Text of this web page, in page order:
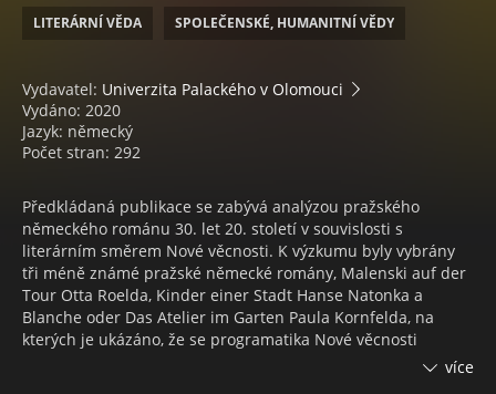
LITERÁRNÍ VĚDA SPOLEČENSKÉ, HUMANITNÍ VĚDY
Vydavatel: Univerzita Palackého v Olomouci
Vydáno: 2020
Jazyk: německý
Počet stran: 292
Předkládaná publikace se zabývá analýzou pražského
německého románu 30. let 20. století v souvislosti s
literárním směrem Nové věcnosti. K výzkumu byly vybrány
tři méně známé pražské německé romány, Malenski auf der
Tour Otta Roelda, Kinder einer Stadt Hanse Natonka a
Blanche oder Das Atelier im Garten Paula Kornfelda, na
kterých je ukázáno, že se programatika Nové věcnosti
neodráží pouze v dílech autorů z Výmarské a Rakouské
více